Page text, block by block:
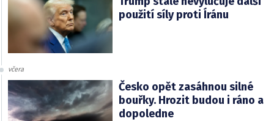
použití síly proti Íránu
včera
Česko opět zasáhnou silné
bouřky. Hrozit budou i ráno a
dopoledne